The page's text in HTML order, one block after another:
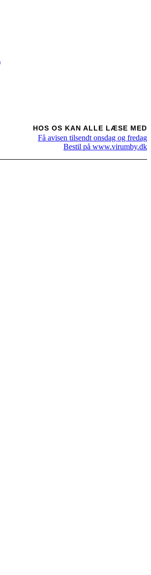
HOS OS KAN ALLE LÆSE MED
Få avisen tilsendt onsdag og fredag
Bestil på www.virumby.dk